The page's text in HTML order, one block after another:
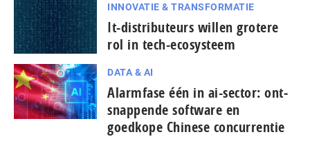
INNOVATIE & TRANSFORMATIE
It-dis­tri­bu­teurs willen grotere
rol in tech-ecosysteem
DATA & AI
Alarmfase één in ai-sector: ont­
snap­pen­de software en
goedkope Chinese con­cur­ren­tie